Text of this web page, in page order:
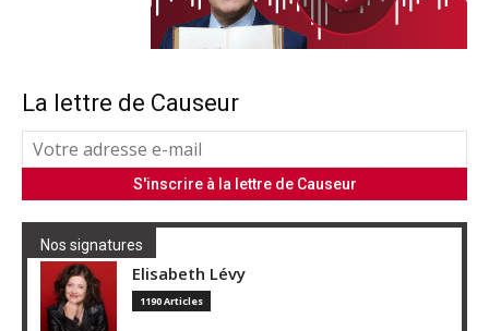
La lettre de Causeur
Nos signatures
Elisabeth Lévy
1190 Articles